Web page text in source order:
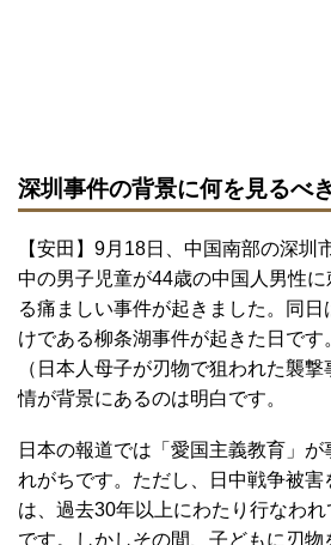
深圳事件の背景に何を見るべ
【安田】9月18日、中国南部の深圳
中の男子児童が44歳の中国人男性
る痛ましい事件が起きました。同
けである柳条湖事件が起きた日で
（日本人母子が刃物で狙われた襲
情が背景にあるのは明白です。
日本の報道では「愛国主義教育」が
れがちです。ただし、日中戦争被
は、過去30年以上にわたり行なわ
です。しかしその間、子どもに刃物